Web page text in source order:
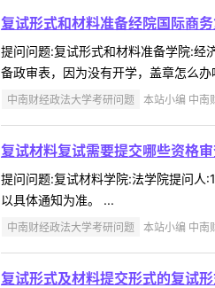
复试形式和材料准备经院国际商
提问问题:复试形式和材料准备学院:
备政审表，因为没有开学，盖章怎么
中南财经政法大学考研问题 本站小编 中
复试材料复试需要提交哪些资格
提问问题:复试材料学院:法学院提问
以具体通知为准。 ...
中南财经政法大学考研问题 本站小编 中
复试形式及材料提交形式的复试